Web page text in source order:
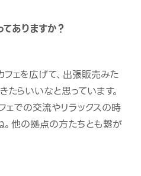
ありますか？
ェを広げて、出張販売みた
らいいなと思っています。
での交流やリラックスの時
。他の拠点の方たちとも繋が